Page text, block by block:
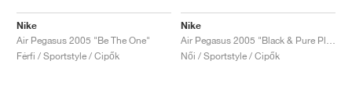
Nike
Air Pegasus 2005 "Be The One"
Férfi / Sportstyle / Cipők
Nike
Női / Sportstyle / Cipők